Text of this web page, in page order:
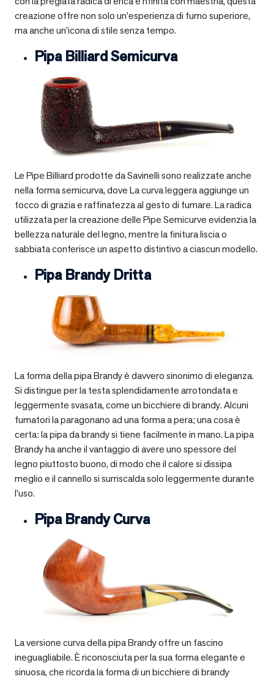
creazione offre non solo un’esperienza di fumo superiore,
ma anche un’icona di stile senza tempo.
Pipa Billiard Semicurva
Le Pipe Billiard prodotte da Savinelli sono realizzate anche
nella forma semicurva, dove La curva leggera aggiunge un
tocco di grazia e raffinatezza al gesto di fumare. La radica
utilizzata per la creazione delle Pipe Semicurve evidenzia la
bellezza naturale del legno, mentre la finitura liscia o
sabbiata conferisce un aspetto distintivo a ciascun modello.
Pipa Brandy Dritta
La forma della pipa Brandy è davvero sinonimo di eleganza.
Si distingue per la testa splendidamente arrotondata e
leggermente svasata, come un bicchiere di brandy. Alcuni
fumatori la paragonano ad una forma a pera; una cosa è
certa: la pipa da brandy si tiene facilmente in mano. La pipa
Brandy ha anche il vantaggio di avere uno spessore del
legno piuttosto buono, di modo che il calore si dissipa
meglio e il cannello si surriscalda solo leggermente durante
l’uso.
Pipa Brandy Curva
La versione curva della pipa Brandy offre un fascino
ineguagliabile. È riconosciuta per la sua forma elegante e
sinuosa, che ricorda la forma di un bicchiere di brandy